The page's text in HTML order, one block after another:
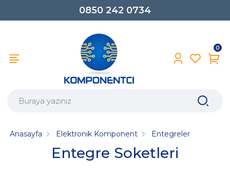
0850 242 0734
0
Entegre Soketleri
Anasayfa Elektronik Komponent Entegreler